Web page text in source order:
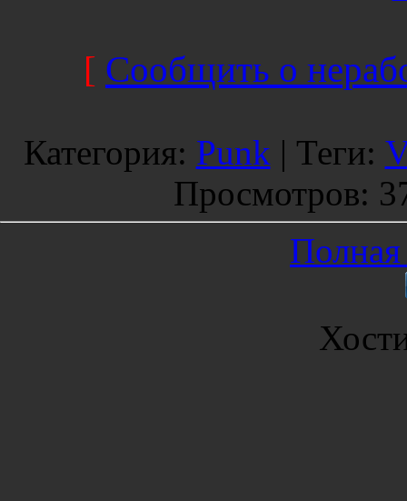
[ Сообщить о
Категория: Punk | Теги:
Просмотров:
Полная